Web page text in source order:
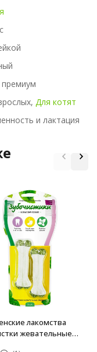
премиум
Для котят
и лактация
лакомства
жевательные